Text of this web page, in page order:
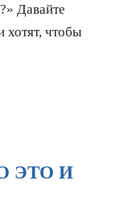
Давайте
хотят, чтобы
ЭТО И